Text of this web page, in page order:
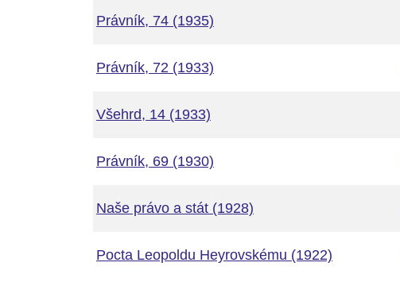
Právník, 74 (1935)
Právník, 72 (1933)
Všehrd, 14 (1933)
Právník, 69 (1930)
Naše právo a stát (1928)
Pocta Leopoldu Heyrovskému (1922)